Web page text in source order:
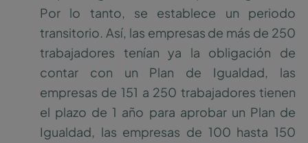
Por lo tanto, se establece un periodo
transitorio. Así, las empresas de más de 250
trabajadores tenían ya la obligación de
contar con un Plan de Igualdad, las
empresas de 151 a 250 trabajadores tienen
el plazo de 1 año para aprobar un Plan de
Igualdad, las empresas de 100 hasta 150